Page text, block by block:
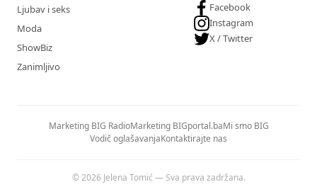
Ljubav i seks
Moda
ShowBiz
Zanimljivo
Facebook
Instagram
X / Twitter
Marketing BIG RadioMarketing BIGportal.baMi smo BIG
Vodič oglašavanjaKontaktirajte nas
© 2026 Jelena Tomić — Sva prava zadržana.